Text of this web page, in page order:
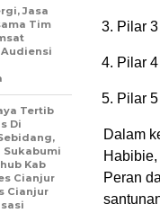
Pilar
Pilar
Pilar
Dalam
Peran
Jasa
Tim
Tertib
Di
Sukabumi
Kab
Cianjur
Cianjur